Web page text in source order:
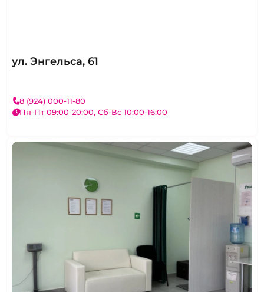
ул. Энгельса, 61
8 (924) 000-11-80
Пн-Пт 09:00-20:00, Сб-Вс 10:00-16:00